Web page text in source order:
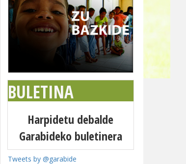
BULETINA
Harpidetu debalde
Garabideko buletinera
Tweets by @garabide